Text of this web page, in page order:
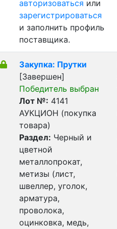
авторизоваться или
зарегистрироваться
и заполнить профиль
поставщика.
Закупка: Прутки
[Завершен]
Победитель выбран
Лот №: 4141
АУКЦИОН (покупка
товара)
Раздел: Черный и
цветной
металлопрокат,
метизы (лист,
швеллер, уголок,
арматура,
проволока,
оцинковка, медь,